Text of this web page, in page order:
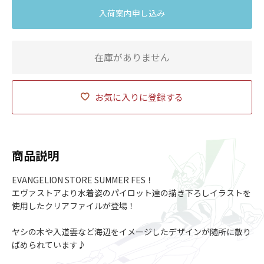
お気に入りに登録する
入荷案内申し込み
在庫がありません
商品説明
EVANGELION STORE SUMMER FES！
エヴァストアより水着姿のパイロット達の描き下ろしイラストを
使用したクリアファイルが登場！
ヤシの木や入道雲など海辺をイメージしたデザインが随所に散り
ばめられています♪